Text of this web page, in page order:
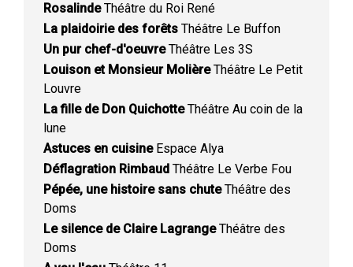
RosalindeThéâtre du Roi René
La plaidoirie des forêts Théâtre Le Buffon
Un pur chef-d'oeuvreThéâtre Les 3S
Louison et Monsieur MolièreThéâtre Le Petit
Louvre
La fille de Don QuichotteThéâtre Au coin de la
lune
Astuces en cuisineEspace Alya
Déflagration Rimbaud Théâtre Le Verbe Fou
Pépée, une histoire sans chuteThéâtre des
Doms
Le silence de Claire LagrangeThéâtre des
Doms